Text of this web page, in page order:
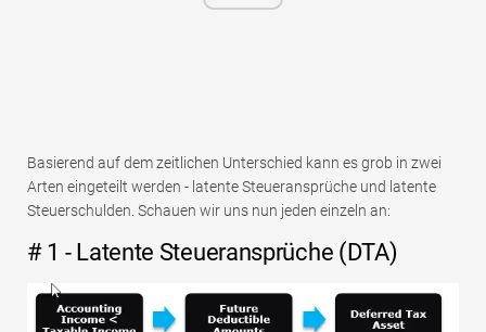
Basierend auf dem zeitlichen Unterschied kann es grob in zwei
Arten eingeteilt werden - latente Steueransprüche und latente
Steuerschulden. Schauen wir uns nun jeden einzeln an:
# 1 - Latente Steueransprüche (DTA)